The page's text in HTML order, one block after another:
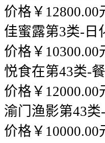
价格￥12800.00
佳蜜露第3类-日
价格￥10300.00
悦食在第43类-
价格￥12000.00
渝门渔影第43类
价格￥10000.00